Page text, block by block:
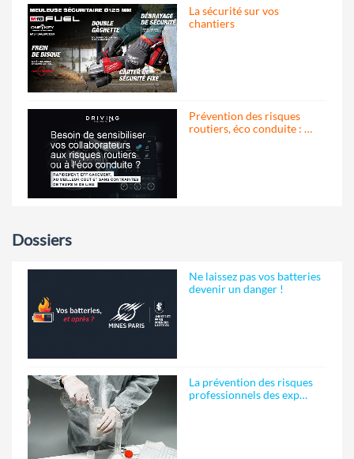
La sécurité sur vos
chantiers
Prévention des risques
routiers, éco conduite : …
Dossiers
Ne laissez pas vos batteries
devenir un danger !
La prévention des risques
professionnels des exp…